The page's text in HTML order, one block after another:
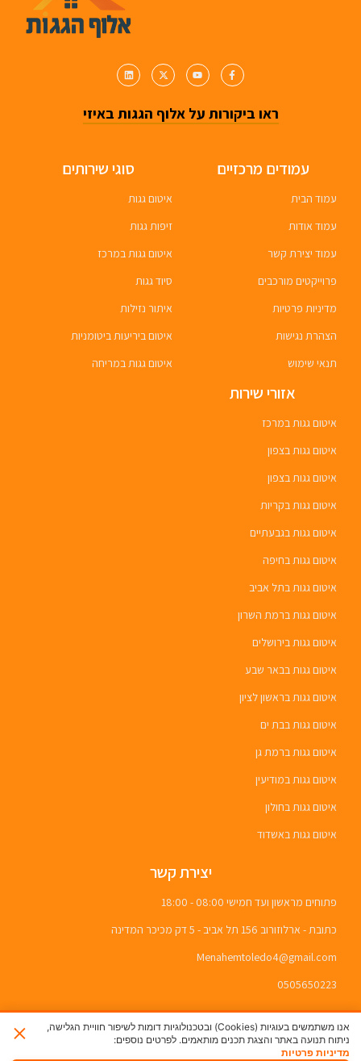
ראו ביקורות על אלוף הגגות באיזי
עמודים מרכזיים
עמוד הבית
עמוד אודות
עמוד יצירת קשר
פרוייקטים מורכבים
מדיניות פרטיות
הצהרת נגישות
תנאי שימוש
סוגי שירותים
איטום גגות
זיפות גגות
איטום גגות במרכז
סיוד גגות
איתור נזילות
איטום ביריעות ביטומניות
איטום גגות במריחה
אזורי שירות
איטום גגות במרכז
איטום גגות בצפון
איטום גגות בצפון
איטום גגות בקריות
איטום גגות בגבעתיים
איטום גגות בחיפה
איטום גגות בתל אביב
איטום גגות ברמת השרון
איטום גגות בירושלים
איטום גגות בבאר שבע
איטום גגות בראשון לציון
איטום גגות בבת ים
איטום גגות ברמת גן
איטום גגות במודיעין
איטום גגות בחולון
איטום גגות באשדוד
יצירת קשר
פתוחים מראשון ועד חמישי 08:00 - 18:00
כתובת - ארלוזורוב 156 תל אביב - 5 דק מכיכר המדינה
Menahemtoledo4@gmail.com
0505650223
×
אנו משתמשים בעוגיות (Cookies) ובטכנולוגיות דומות לשיפור חוויית הגלישה,
ניתוח תנועה באתר והצגת תכנים מותאמים. לפרטים נוספים:
מדיניות פרטיות